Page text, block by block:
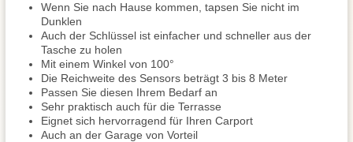
Wenn Sie nach Hause kommen, tapsen Sie nicht im
Dunklen
Auch der Schlüssel ist einfacher und schneller aus der
Tasche zu holen
Mit einem Winkel von 100°
Die Reichweite des Sensors beträgt 3 bis 8 Meter
Passen Sie diesen Ihrem Bedarf an
Sehr praktisch auch für die Terrasse
Eignet sich hervorragend für Ihren Carport
Auch an der Garage von Vorteil